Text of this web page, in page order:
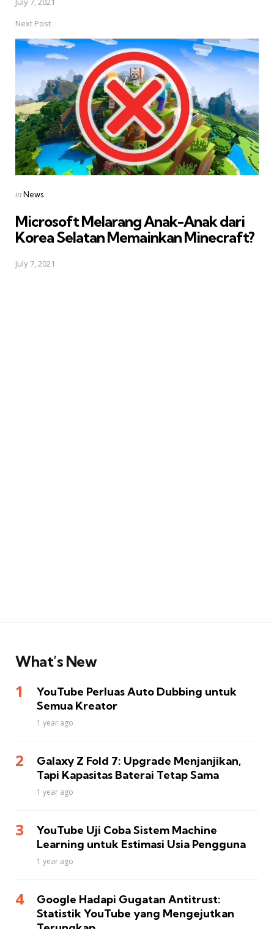
Next Post
Posted
inNews
Microsoft Melarang Anak-Anak dari
Korea Selatan Memainkan Minecraft?
July 7, 2021
What’s New
YouTube Perluas Auto Dubbing untuk
Semua Kreator
1 year ago
Galaxy Z Fold 7: Upgrade Menjanjikan,
Tapi Kapasitas Baterai Tetap Sama
1 year ago
YouTube Uji Coba Sistem Machine
Learning untuk Estimasi Usia Pengguna
1 year ago
Google Hadapi Gugatan Antitrust:
Statistik YouTube yang Mengejutkan